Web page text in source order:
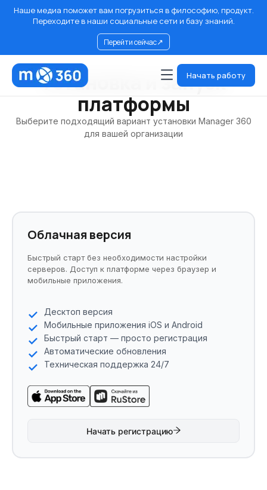
Наше медиа поможет вам погрузиться в философию, продукт.
Переходите в наши социальные сети и базу знаний.
Перейти сейчас↗
Начать работу
Установка и запуск
платформы
Выберите подходящий вариант установки Manager 360
для вашей организации
Облачная версия
Быстрый старт без необходимости настройки
серверов. Доступ к платформе через браузер и
мобильные приложения.
Десктоп версия
Мобильные приложения iOS и Android
Быстрый старт — просто регистрация
Автоматические обновления
Техническая поддержка 24/7
Начать регистрацию